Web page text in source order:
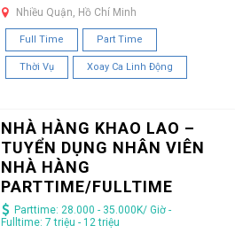
Nhiều Quận, Hồ Chí Minh
Full Time Part Time
Thời Vụ Xoay Ca Linh Động
NHÀ HÀNG KHAO LAO –
TUYỂN DỤNG NHÂN VIÊN
NHÀ HÀNG
PARTTIME/FULLTIME
Parttime: 28.000 - 35.000K/ Giờ -
Fulltime: 7 triệu - 12 triệu